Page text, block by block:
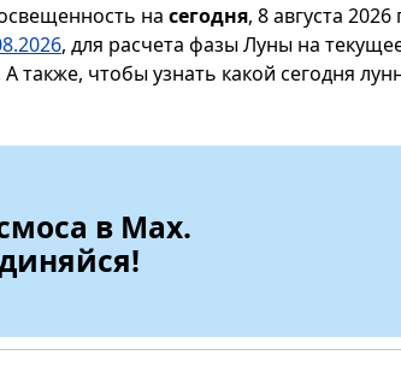
на сегодня, 8 августа
, для расчета фазы Луны на
А также, чтобы узнать какой сегодня
в Max.